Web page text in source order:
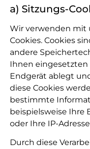
a) Sitzungs-
Wir verwenden mit
Cookies. Cookies
andere
Ihnen
Endgerät ablegt
diese Cookies
bestimmte
beispielsweise Ihre
oder Ihre IP-
Durch diese